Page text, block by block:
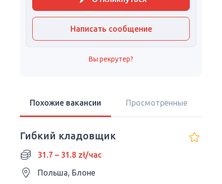
Написать сообщение
Вы рекрутер?
Похожие вакансии Просмотренные
Гибкий кладовщик
31.7 – 31.8 zł/час
Польша, Блоне